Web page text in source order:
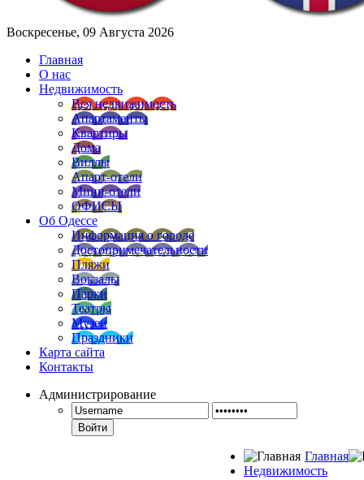
Воскресенье, 09 Августа 2026
Главная
О нас
Недвижимость
Вся недвижимость
Апартаменты
Квартиры
Дома
Виллы
Апарт-отели
Мини-отели
ОФИСЫ
Об Одессе
Информация о городе
Достопримечательности
Пляжи
Вокзалы
Парки
Театры
Музеи
Праздники
Карта сайта
Контакты
Администрирование
Войти
Главная
Недвижимость